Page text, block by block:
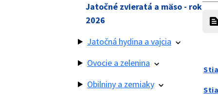
Jatočné zvieratá a mäso - rok
2026
Jatočná hydina a vajcia
Ovocie a zelenina
Obilniny a zemiaky